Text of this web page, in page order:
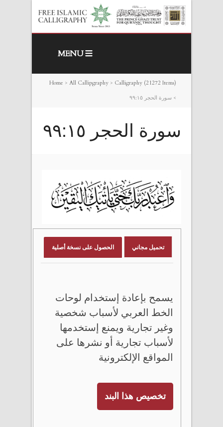
MENU
Home > All Callipgraphy > Calligraphy (21272 Items)
> سورة الحجر ٩٩:١٥
سورة الحجر ٩٩:١٥
تحميل مجاني الحصول على نسخة أصلية
يسمح بإعادة إستخدام لوحات
الخط العربي لأسباب شخصية
وغير تجارية ويمنع إستخدمها
لأسباب تجارية أو نشرها على
المواقع الإلكترونية
تخصيص هذا البند